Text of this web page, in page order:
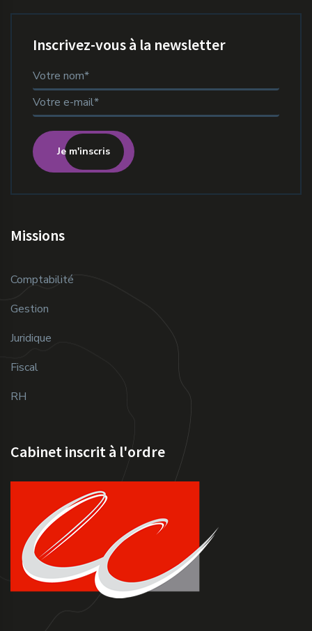
Inscrivez-vous à la newsletter
Je m'inscris
Missions
Comptabilité
Gestion
Juridique
Fiscal
RH
Cabinet inscrit à l'ordre